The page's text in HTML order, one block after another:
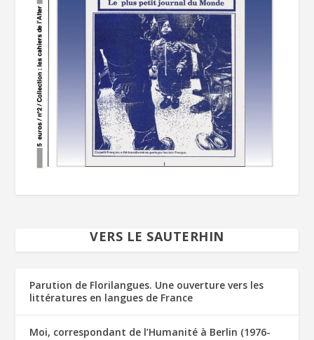
VERS LE SAUTERHIN
Parution de Florilangues. Une ouverture vers les
littératures en langues de France
Moi, correspondant de l’Humanité à Berlin (1976-